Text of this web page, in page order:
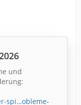
und
spi…obleme-